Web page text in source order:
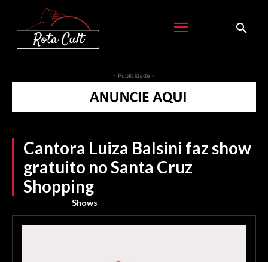
- Publicidade -
Cantora Luiza Balsini faz show
gratuito no Santa Cruz
Shopping
Shows